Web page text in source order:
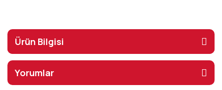
Ürün Bilgisi
Yorumlar